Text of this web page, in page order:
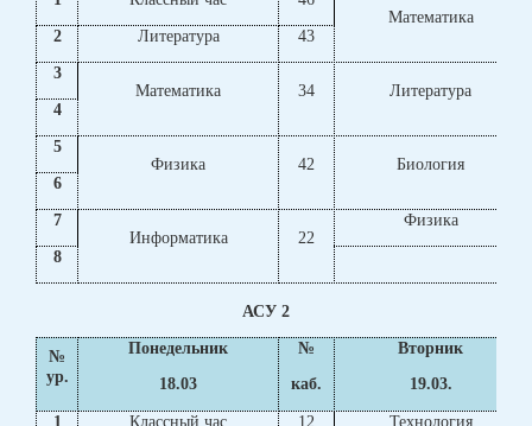
Математика
2
Литература
43
3
Математика
34
Литература
4
5
Физика
42
Биология
6
7
Информатика
22
Физика
8
АСУ 2
№
ур.
Понедельник
18.03
№
каб.
Вторник
19.03.
1
Классный час 12 Технология